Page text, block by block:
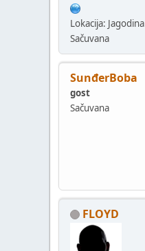
Lokacija: Jagodina
Sačuvana
SunđerBoba
gost
Sačuvana
FLOYD